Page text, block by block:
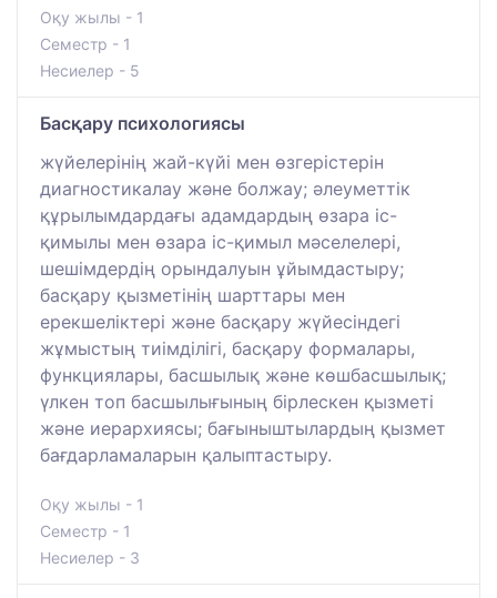
Оқу жылы - 1
Семестр - 1
Несиелер - 5
Басқару психологиясы
жүйелерінің жай-күйі мен өзгерістерін
диагностикалау және болжау; әлеуметтік
құрылымдардағы адамдардың өзара іс-
қимылы мен өзара іс-қимыл мәселелері,
шешімдердің орындалуын ұйымдастыру;
басқару қызметінің шарттары мен
ерекшеліктері және басқару жүйесіндегі
жұмыстың тиімділігі, басқару формалары,
функциялары, басшылық және көшбасшылық;
үлкен топ басшылығының бірлескен қызметі
және иерархиясы; бағыныштылардың қызмет
бағдарламаларын қалыптастыру.
Оқу жылы - 1
Семестр - 1
Несиелер - 3